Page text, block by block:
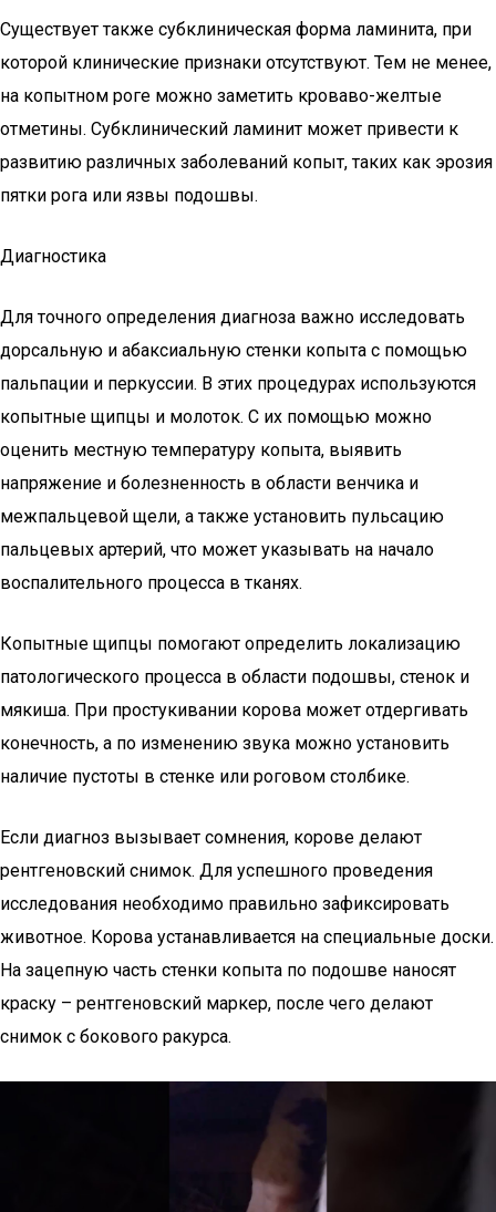
Существует также субклиническая форма ламинита, при
которой клинические признаки отсутствуют. Тем не менее,
на копытном роге можно заметить кроваво-желтые
отметины. Субклинический ламинит может привести к
развитию различных заболеваний копыт, таких как эрозия
пятки рога или язвы подошвы.
Диагностика
Для точного определения диагноза важно исследовать
дорсальную и абаксиальную стенки копыта с помощью
пальпации и перкуссии. В этих процедурах используются
копытные щипцы и молоток. С их помощью можно
оценить местную температуру копыта, выявить
напряжение и болезненность в области венчика и
межпальцевой щели, а также установить пульсацию
пальцевых артерий, что может указывать на начало
воспалительного процесса в тканях.
Копытные щипцы помогают определить локализацию
патологического процесса в области подошвы, стенок и
мякиша. При простукивании корова может отдергивать
конечность, а по изменению звука можно установить
наличие пустоты в стенке или роговом столбике.
Если диагноз вызывает сомнения, корове делают
рентгеновский снимок. Для успешного проведения
исследования необходимо правильно зафиксировать
животное. Корова устанавливается на специальные доски.
На зацепную часть стенки копыта по подошве наносят
краску – рентгеновский маркер, после чего делают
снимок с бокового ракурса.